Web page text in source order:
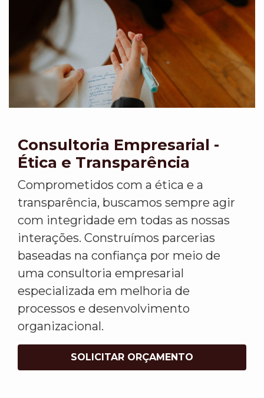
Consultoria Empresarial -
Ética e Transparência
Comprometidos com a ética e a
transparência, buscamos sempre agir
com integridade em todas as nossas
interações. Construímos parcerias
baseadas na confiança por meio de
uma consultoria empresarial
especializada em melhoria de
processos e desenvolvimento
organizacional.
SOLICITAR ORÇAMENTO